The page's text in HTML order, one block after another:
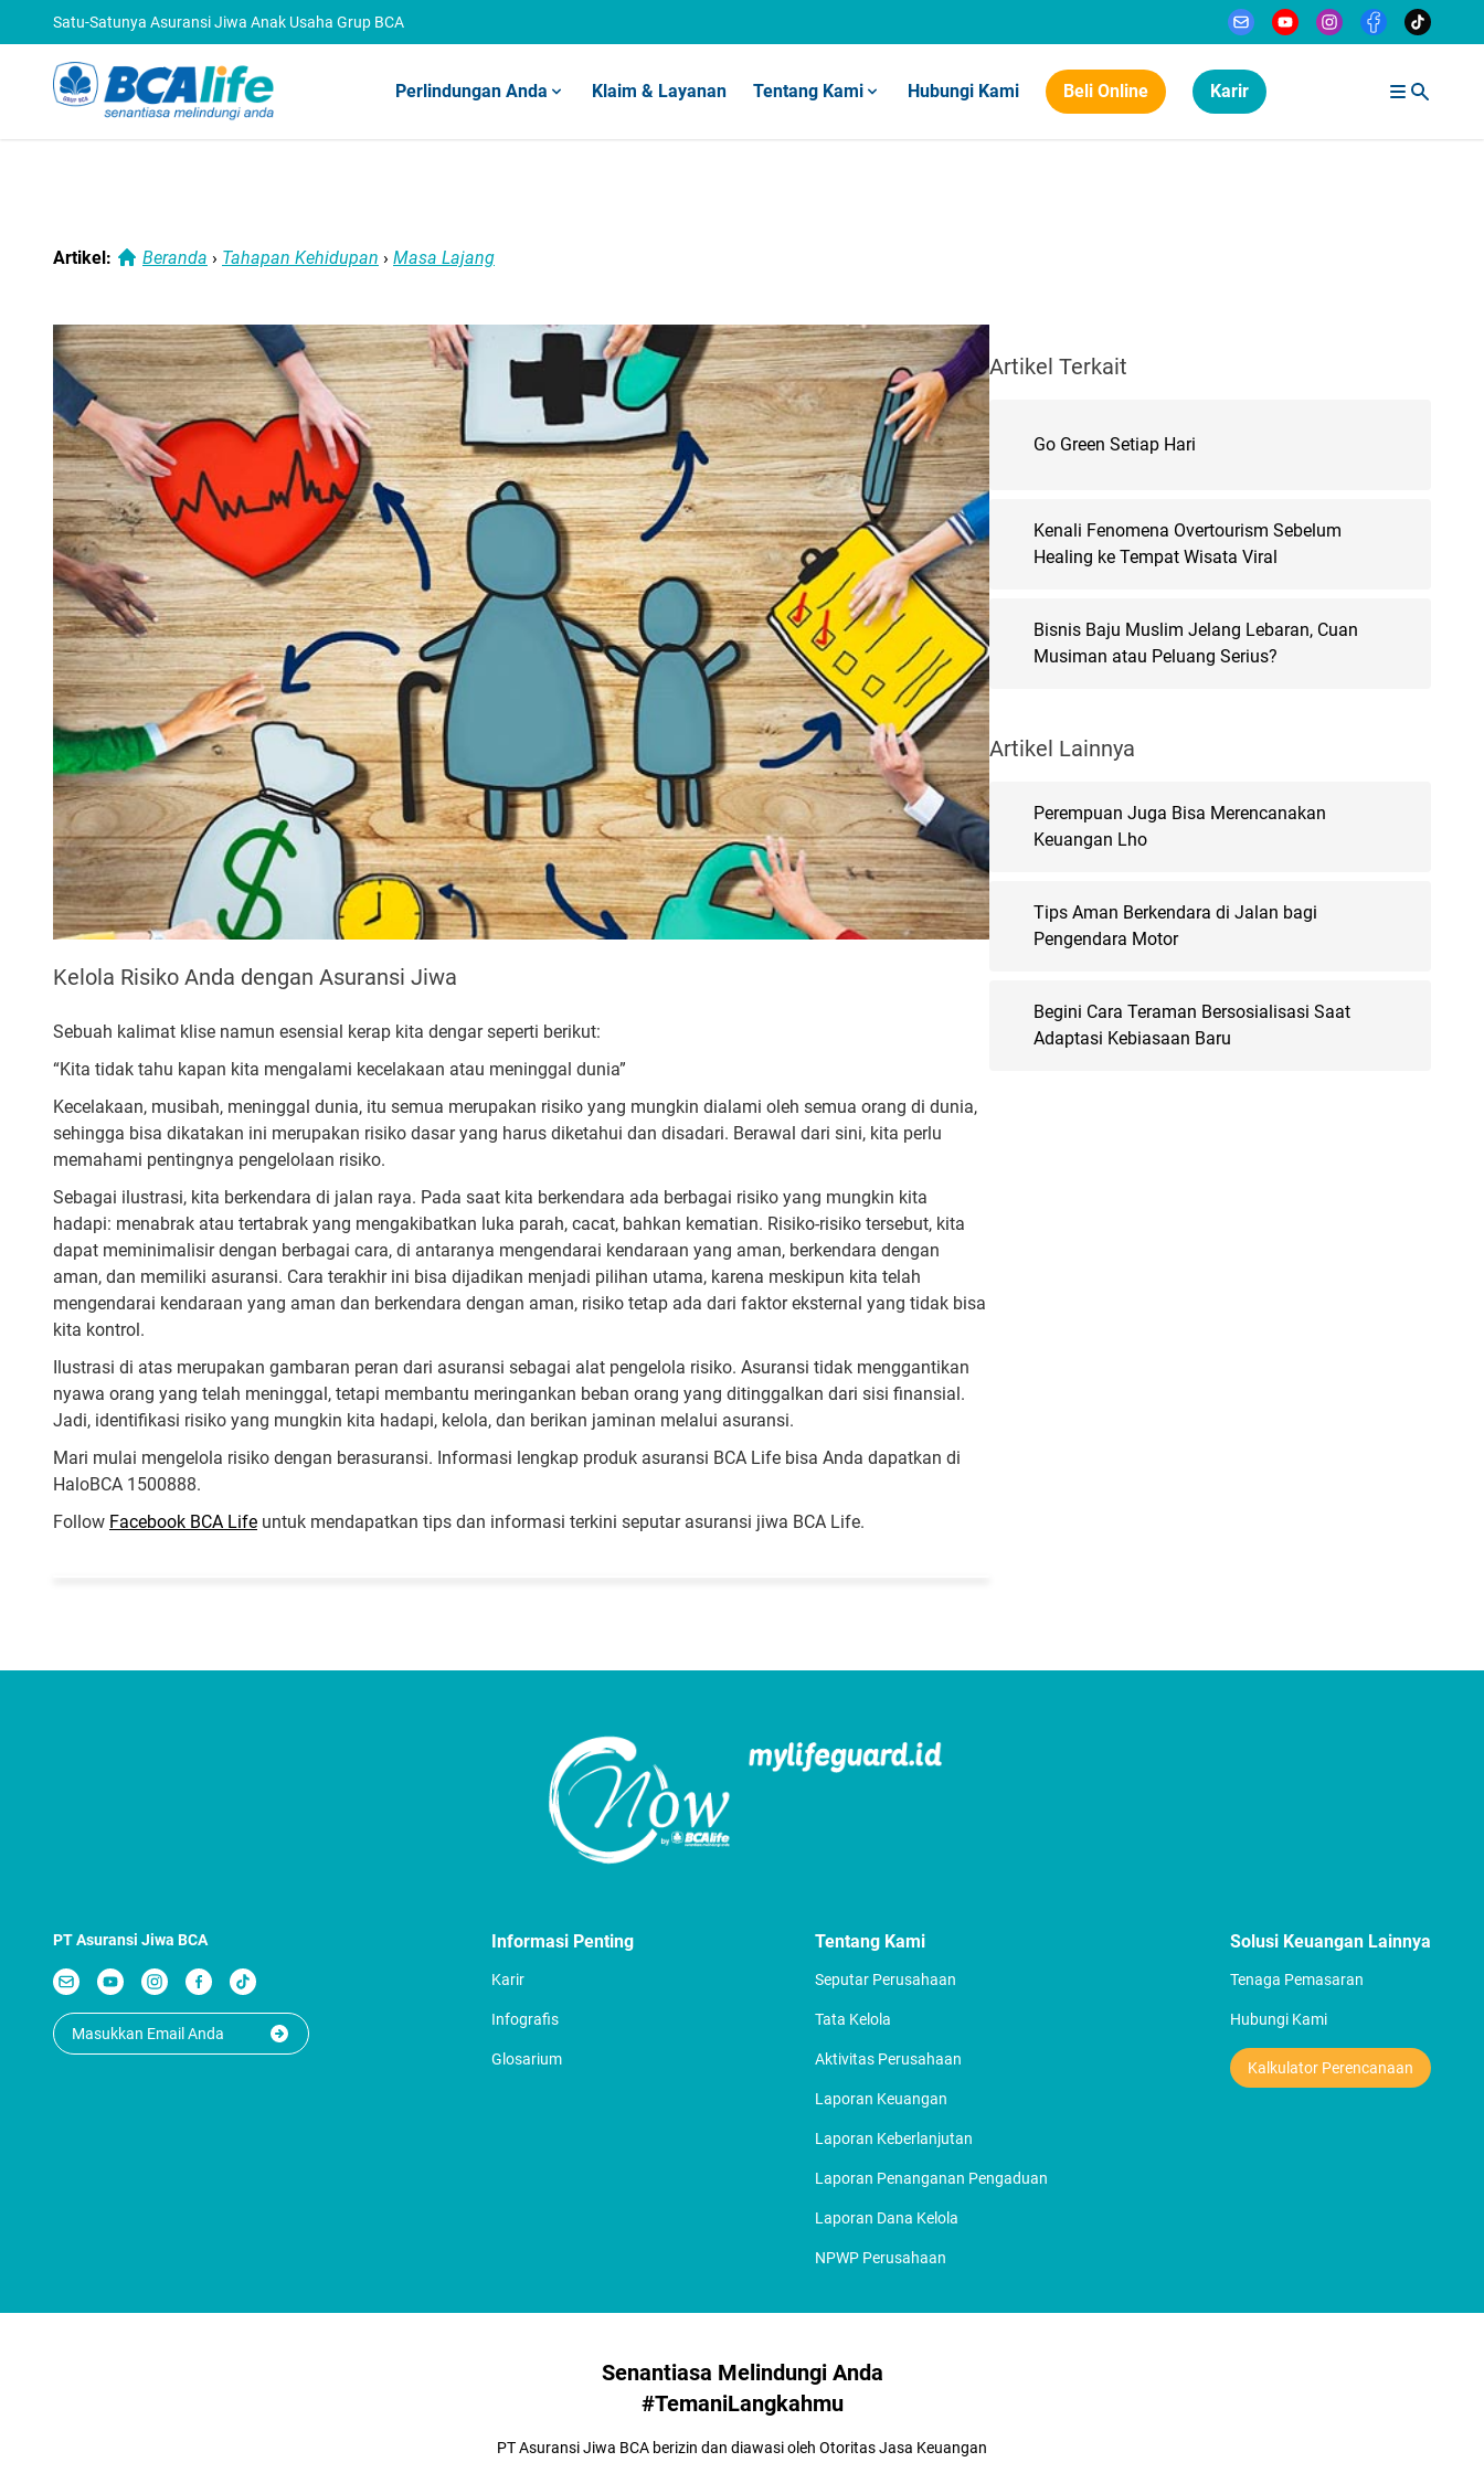
Satu-Satunya Asuransi Jiwa Anak Usaha Grup BCA
Perlindungan Anda Klaim & Layanan Tentang Kami Hubungi Kami Beli Online Karir
Artikel: Beranda › Tahapan Kehidupan › Masa Lajang
Kelola Risiko Anda dengan Asuransi Jiwa
Sebuah kalimat klise namun esensial kerap kita dengar seperti berikut:
“Kita tidak tahu kapan kita mengalami kecelakaan atau meninggal dunia”
Kecelakaan, musibah, meninggal dunia, itu semua merupakan risiko yang mungkin dialami oleh semua orang di dunia,
sehingga bisa dikatakan ini merupakan risiko dasar yang harus diketahui dan disadari. Berawal dari sini, kita perlu
memahami pentingnya pengelolaan risiko.
Sebagai ilustrasi, kita berkendara di jalan raya. Pada saat kita berkendara ada berbagai risiko yang mungkin kita
hadapi: menabrak atau tertabrak yang mengakibatkan luka parah, cacat, bahkan kematian. Risiko-risiko tersebut, kita
dapat meminimalisir dengan berbagai cara, di antaranya mengendarai kendaraan yang aman, berkendara dengan
aman, dan memiliki asuransi. Cara terakhir ini bisa dijadikan menjadi pilihan utama, karena meskipun kita telah
mengendarai kendaraan yang aman dan berkendara dengan aman, risiko tetap ada dari faktor eksternal yang tidak bisa
kita kontrol.
Ilustrasi di atas merupakan gambaran peran dari asuransi sebagai alat pengelola risiko. Asuransi tidak menggantikan
nyawa orang yang telah meninggal, tetapi membantu meringankan beban orang yang ditinggalkan dari sisi finansial.
Jadi, identifikasi risiko yang mungkin kita hadapi, kelola, dan berikan jaminan melalui asuransi.
Mari mulai mengelola risiko dengan berasuransi. Informasi lengkap produk asuransi BCA Life bisa Anda dapatkan di
HaloBCA 1500888.
Follow Facebook BCA Life untuk mendapatkan tips dan informasi terkini seputar asuransi jiwa BCA Life.
Artikel Terkait
Go Green Setiap Hari
Kenali Fenomena Overtourism Sebelum
Healing ke Tempat Wisata Viral
Bisnis Baju Muslim Jelang Lebaran, Cuan
Musiman atau Peluang Serius?
Artikel Lainnya
Perempuan Juga Bisa Merencanakan
Keuangan Lho
Tips Aman Berkendara di Jalan bagi
Pengendara Motor
Begini Cara Teraman Bersosialisasi Saat
Adaptasi Kebiasaan Baru
PT Asuransi Jiwa BCA Informasi Penting
Karir
Infografis
Glosarium
Tentang Kami
Seputar Perusahaan
Tata Kelola
Aktivitas Perusahaan
Laporan Keuangan
Laporan Keberlanjutan
Laporan Penanganan Pengaduan
Laporan Dana Kelola
NPWP Perusahaan
Solusi Keuangan Lainnya
Tenaga Pemasaran
Hubungi Kami
Kalkulator Perencanaan
Senantiasa Melindungi Anda
#TemaniLangkahmu
PT Asuransi Jiwa BCA berizin dan diawasi oleh Otoritas Jasa Keuangan